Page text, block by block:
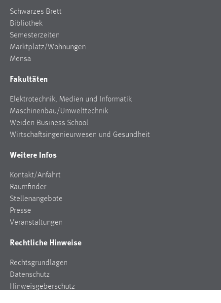
Schwarzes Brett
Bibliothek
Semesterzeiten
Marktplatz/Wohnungen
Mensa
Fakultäten
Elektrotechnik, Medien und Informatik
Maschinenbau/Umwelttechnik
Weiden Business School
Wirtschaftsingenieurwesen und Gesundheit
Weitere Infos
Kontakt/Anfahrt
Raumfinder
Stellenangebote
Presse
Veranstaltungen
Rechtliche Hinweise
Rechtsgrundlagen
Datenschutz
Hinweisgeberschutz